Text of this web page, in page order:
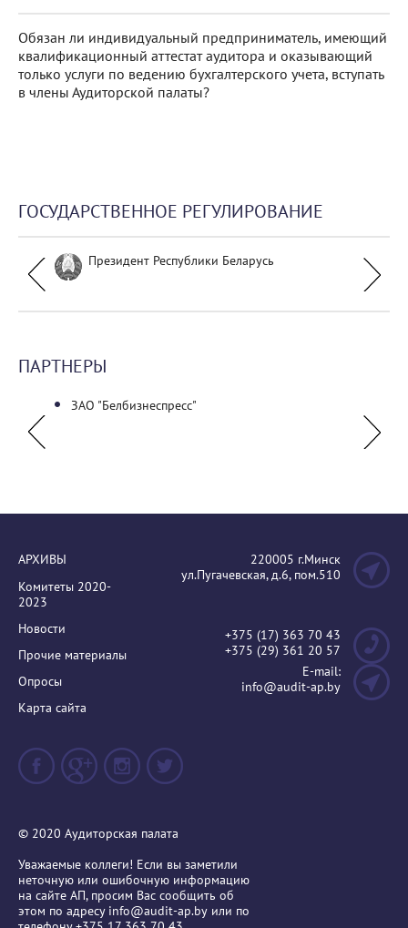
Обязан ли индивидуальный предприниматель, имеющий
квалификационный аттестат аудитора и оказывающий
только услуги по ведению бухгалтерского учета, вступать
в члены Аудиторской палаты?
ГОСУДАРСТВЕННОЕ РЕГУЛИРОВАНИЕ
Президент Республики Беларусь
ПАРТНЕРЫ
ЗАО "Белбизнеспресс"
АРХИВЫ
Комитеты 2020-
2023
Новости
Прочие материалы
Опросы
Карта сайта
220005 г.Минск
ул.Пугачевская, д.6, пом.510
+375 (17) 363 70 43
+375 (29) 361 20 57
E-mail:
info@audit-ap.by
© 2020 Аудиторская палата
Уважаемые коллеги! Если вы заметили
неточную или ошибочную информацию
на сайте АП, просим Вас сообщить об
этом по адресу info@audit-ap.by или по